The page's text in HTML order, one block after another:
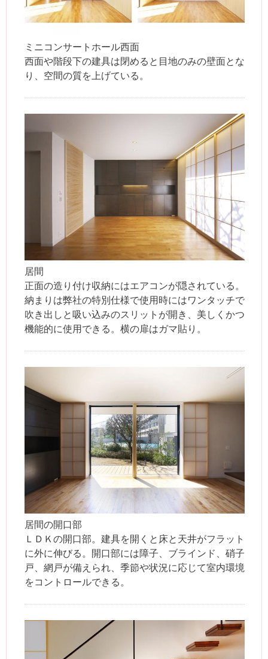
ミニコンサートホール西面
西面や階段下の建具は閉めると目地のみの壁面とな
り、空間の質を上げている。
居間
正面の造り付け収納にはエアコンが隠されている。
納まりは弊社の特別仕様で使用時にはワンタッチで
吹き出しと吸い込みのスリットが開き、美しくかつ
機能的に使用できる。横の扉はガマ貼り。
居間の開口部
ＬＤＫの開口部。建具を開くと床と天井がフラット
に外に伸びる。開口部には障子、ブラインド、硝子
戸、網戸が備えられ、季節や状況に応じて室内環境
をコントロールできる。